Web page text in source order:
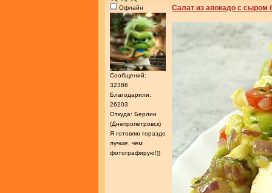
Офлайн
Сообщений:
32386
Благодарили:
26203
Откуда: Берлин
(Днепропетровск)
Я готовлю гораздо
лучше, чем
фотографирую!))
Салат из авокадо с сыром